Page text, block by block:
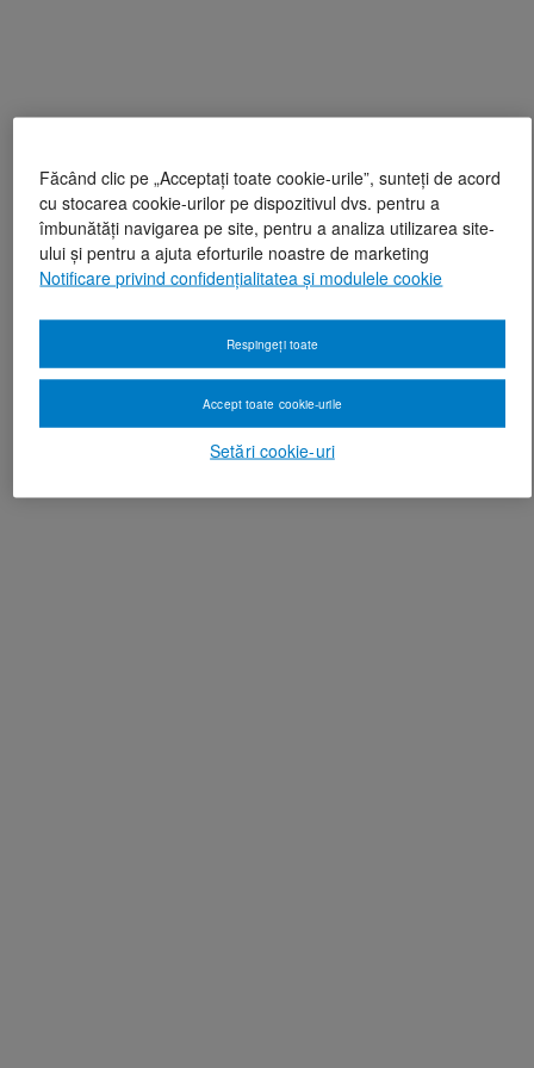
Făcând clic pe „Acceptați toate cookie-urile”, sunteți de acord
cu stocarea cookie-urilor pe dispozitivul dvs. pentru a
îmbunătăți navigarea pe site, pentru a analiza utilizarea site-
ului și pentru a ajuta eforturile noastre de marketing
Notificare privind confidențialitatea și modulele cookie
Setări cookie-uri
Respingeți toate
Accept toate cookie-urile